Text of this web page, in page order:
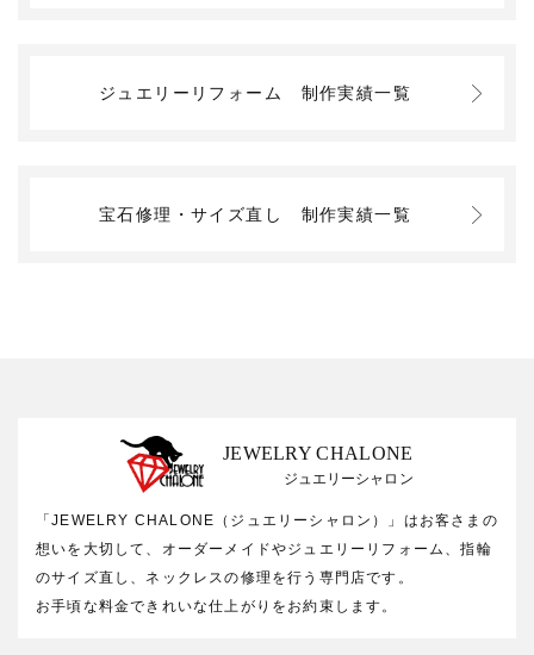
ジュエリーリフォーム 制作実績一覧
宝石修理・サイズ直し 制作実績一覧
JEWELRY CHALONE
ジュエリーシャロン
「JEWELRY CHALONE（ジュエリーシャロン）」はお客さまの
想いを大切して、オーダーメイドやジュエリーリフォーム、指輪
のサイズ直し、ネックレスの修理を行う専門店です。
お手頃な料金できれいな仕上がりをお約束します。